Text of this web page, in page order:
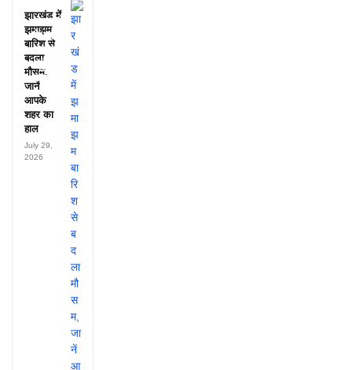
25
अफसरों
के नाम,
हर महीने
पहुंचते थे
लाखों!
झारखंड में
झमाझम
बारिश से
बदला
मौसम,
जानें
आपके
शहर का
हाल
July 29,
2026